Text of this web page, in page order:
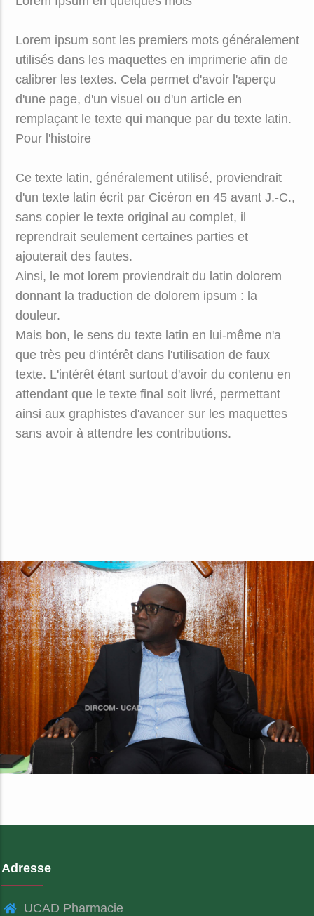
Lorem ipsum sont les premiers mots généralement
utilisés dans les maquettes en imprimerie afin de
calibrer les textes. Cela permet d'avoir l'aperçu
d'une page, d'un visuel ou d'un article en
remplaçant le texte qui manque par du texte latin.
Pour l'histoire
Ce texte latin, généralement utilisé, proviendrait
d'un texte latin écrit par Cicéron en 45 avant J.-C.,
sans copier le texte original au complet, il
reprendrait seulement certaines parties et
ajouterait des fautes.
Ainsi, le mot lorem proviendrait du latin dolorem
donnant la traduction de dolorem ipsum : la
douleur.
Mais bon, le sens du texte latin en lui-même n'a
que très peu d'intérêt dans l'utilisation de faux
texte. L'intérêt étant surtout d'avoir du contenu en
attendant que le texte final soit livré, permettant
ainsi aux graphistes d'avancer sur les maquettes
sans avoir à attendre les contributions.
Adresse
UCAD Pharmacie